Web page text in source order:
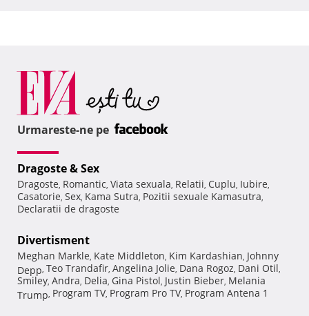
Urmareste-ne pe
Dragoste & Sex
Dragoste, Romantic, Viata sexuala, Relatii, Cuplu, Iubire,
Casatorie, Sex, Kama Sutra, Pozitii sexuale Kamasutra,
Declaratii de dragoste
Divertisment
Meghan Markle, Kate Middleton, Kim Kardashian, Johnny
Depp, Teo Trandafir, Angelina Jolie, Dana Rogoz, Dani Otil,
Smiley, Andra, Delia, Gina Pistol, Justin Bieber, Melania
Trump, Program TV, Program Pro TV, Program Antena 1